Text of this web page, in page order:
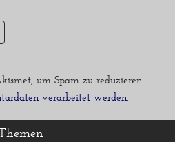
um Spam zu reduzieren.
verarbeitet werden.